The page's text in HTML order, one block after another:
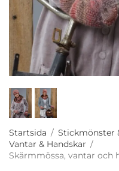
Startsida / Stickmönster
Vantar & Handskar /
Skärmmössa, vantar och